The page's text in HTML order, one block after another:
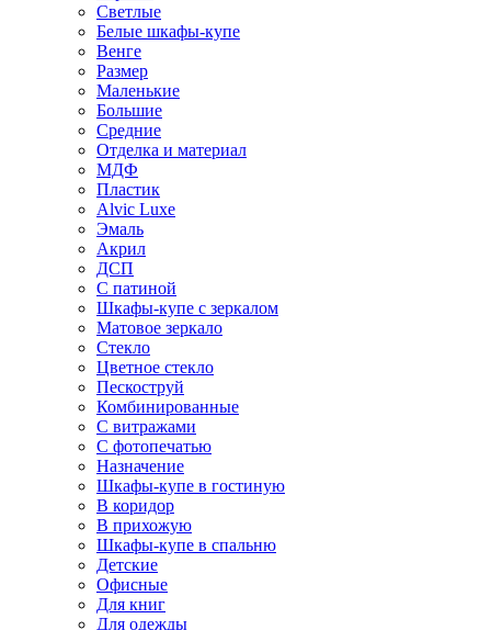
Светлые
Белые шкафы-купе
Венге
Размер
Маленькие
Большие
Средние
Отделка и материал
МДФ
Пластик
Alvic Luxe
Эмаль
Акрил
ДСП
С патиной
Шкафы-купе с зеркалом
Матовое зеркало
Стекло
Цветное стекло
Пескоструй
Комбинированные
С витражами
С фотопечатью
Назначение
Шкафы-купе в гостиную
В коридор
В прихожую
Шкафы-купе в спальню
Детские
Офисные
Для книг
Для одежды